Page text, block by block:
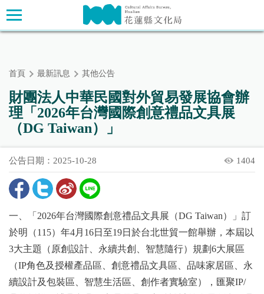
跳
到
主
主要內容區塊
首頁 最新訊息 其他公告
財團法人中華民國對外貿易發展協會辦
理「2026年台灣國際創意禮品文具展
（DG Taiwan）」
公告日期：2025-10-28 1404
一、「2026年台灣國際創意禮品文具展（DG Taiwan）」訂
於明（115）年4月16日至19日於台北世貿一館舉辦，本屆以
3大主題（原創設計、永續共創、智慧隨行）規劃6大展區
（IP角色及授權產品區、創意禮品文具區、品味家居區、永
續設計及包裝區、智慧生活區、創作者實驗室），匯聚IP/